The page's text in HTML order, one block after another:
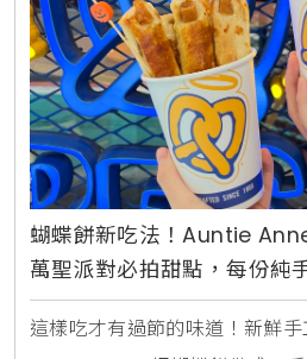
蝴蝶餅新吃法！Auntie
萬聖派對必拍甜點，每份純
咬下地瓜的香氣在口中爆發
這樣吃才有過節的味道！新鮮